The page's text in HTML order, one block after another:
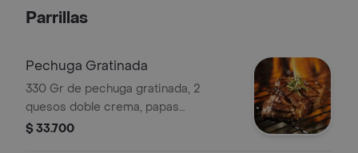
Parrillas
Pechuga Gratinada
330 Gr de pechuga gratinada, 2
quesos doble crema, papas
francesas con ensalada de lechuga,
$ 33.700